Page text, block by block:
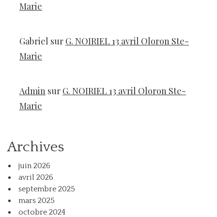
Marie
Gabriel sur G. NOIRIEL 13 avril Oloron Ste-
Marie
Admin sur G. NOIRIEL 13 avril Oloron Ste-
Marie
Archives
juin 2026
avril 2026
septembre 2025
mars 2025
octobre 2024